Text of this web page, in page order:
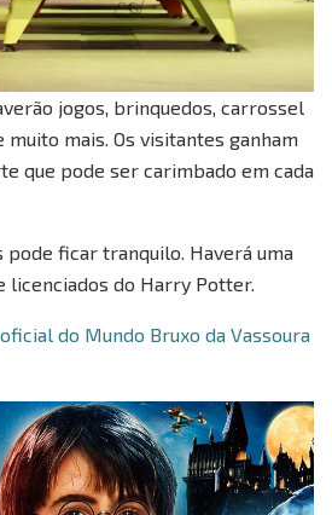
jogos, brinquedos, carrossel
mais. Os visitantes ganham
que pode ser carimbado em cada
pode ficar tranquilo. Haverá uma
licenciados do Harry Potter.
do Mundo Bruxo da Vassoura